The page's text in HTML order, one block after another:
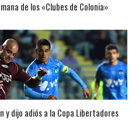
de los «Clubes de Colonia»
y dijo adiós a la Copa Libertadores